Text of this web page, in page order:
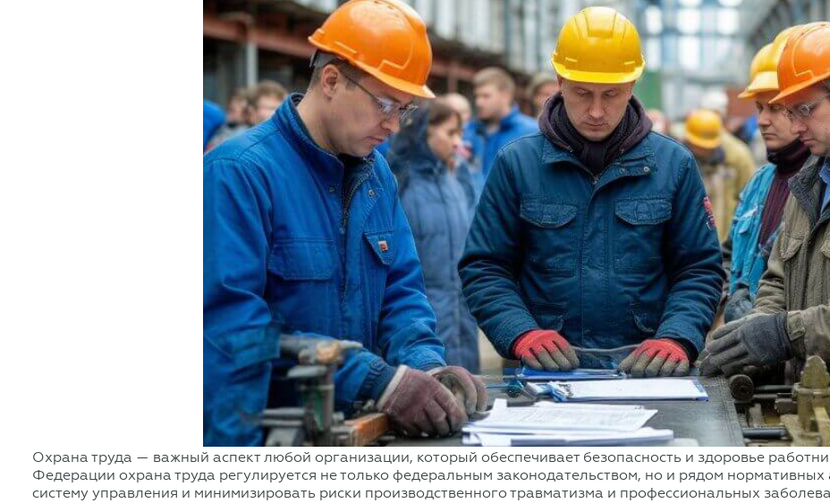
Охрана труда — важный аспект любой организации, который обеспечивает безопасность и здоровье
Федерации охрана труда регулируется не только федеральным законодательством, но и рядом нормативных
систему управления и минимизировать риски производственного травматизма и профессиональных